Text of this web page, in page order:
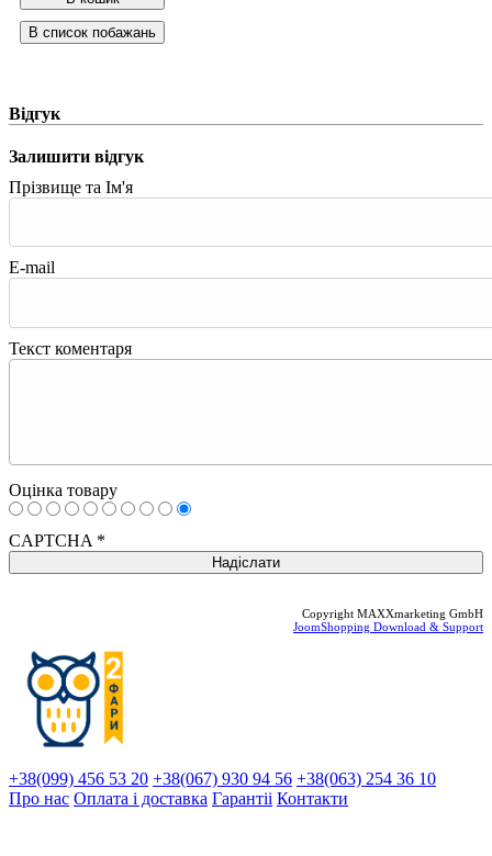
Відгук
Залишити відгук
Прізвище та Ім'я
E-mail
Текст коментаря
Оцінка товару
CAPTCHA *
Copyright MAXXmarketing GmbH
JoomShopping Download & Support
+38(099) 456 53 20 +38(067) 930 94 56 +38(063) 254 36 10
Про нас Оплата і доставка Гарантіi Контакти